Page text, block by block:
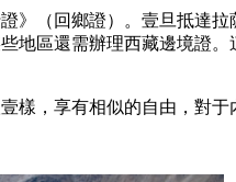
》（回鄉證）。壹旦抵達
地區還需辦理西藏邊境證
樣，享有相似的自由，對